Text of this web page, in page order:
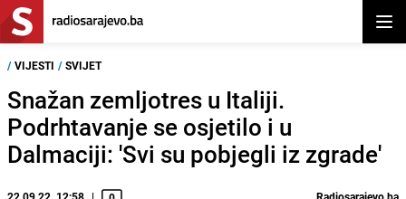
/ VIJESTI / SVIJET
Snažan zemljotres u Italiji.
Podrhtavanje se osjetilo i u
Dalmaciji: 'Svi su pobjegli iz zgrade'